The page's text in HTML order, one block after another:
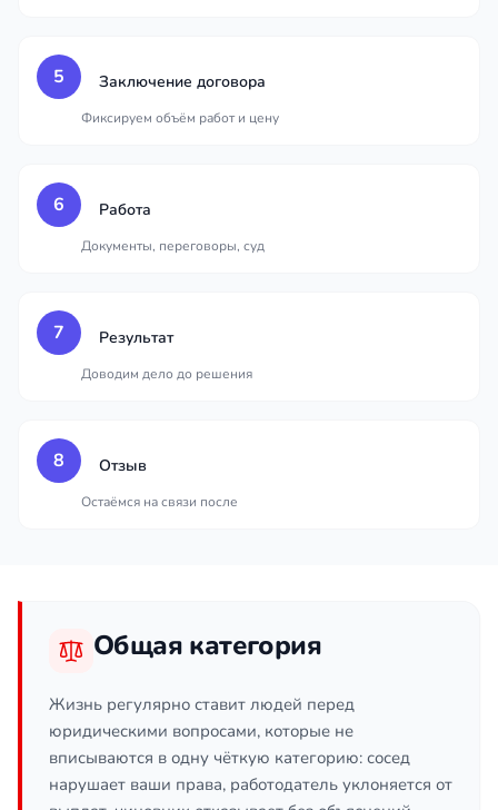
5 Заключение договора
Фиксируем объём работ и цену
6 Работа
Документы, переговоры, суд
7 Результат
Доводим дело до решения
8 Отзыв
Остаёмся на связи после
Общая категория
Жизнь регулярно ставит людей перед
юридическими вопросами, которые не
вписываются в одну чёткую категорию: сосед
нарушает ваши права, работодатель уклоняется от